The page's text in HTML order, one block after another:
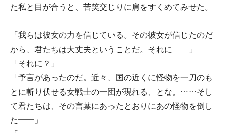
た私と目が合うと、苦笑交じりに肩をすくめてみせた。
「我らは彼女の力を信じている。その彼女が信じたのだ
から、君たちは大丈夫ということだ。それに――」
「それに？」
「予言があったのだ。近々、国の近くに怪物を一刀のも
とに斬り伏せる女戦士の一団が現れる、とな。……そし
て君たちは、その言葉にあったとおりにあの怪物を倒し
た――」